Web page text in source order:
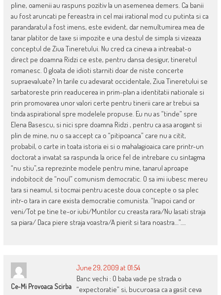
pline, oamenii au raspuns pozitiv la un asemenea demers. Ca banii
au fost aruncati pe fereastra in cel mai irational mod cu putinta si ca
parandaratul a fost imens, este evident, dar nemultumirea mea de
tanar platitor de taxe si impozite e una destul de simpla si vizeaza
conceptul de Ziua Tineretului. Nu cred ca cineva a intreabat-o
direct pe doamna Ridzi ce este, pentru dansa desigur, tineretul
romanesc. O gloata de idioti starniti doar de niste concerte
supraevaluate? In tarile cu adevarat occidentale, Ziua Tineretului se
sarbatoreste prin readucerea in prim-plan a identitatii nationale si
prin promovarea unor valori certe pentru tinerii care ar trebui sa
tinda aspirational spre modelele propuse. Eu nu as “tinde” spre
Elena Basescu, si nici spre doamna Ridzi , pentru ca asa arogant si
plin de mine, nu o sa accept ca o “pitipoanca” care nu a citit,
probabil, o carte in toata istoria ei si o mahalagioaica care printr-un
doctorat a invatat sa raspunda la orice fel de intrebare cu sintagma
“nu stiu”,sa reprezinte modele pentru mine, tanarul aproape
indobitocit de “noul” comunism democratic. O sa imi iubesc mereu
tara si neamul, si tocmai pentru aceste doua concepte o sa plec
intr-o tara in care exista democratie comunista. “Inapoi cand or
veni/Tot pe tine te-or iubi/Muntilor cu creasta rara/Nu lasati straja
sa piara/ Daca piere straja voastra/A pierit si tara noastra…”….
Ce-Mi Provoaca Scirba
June 29, 2009 at 01:54
Banc vechi : O baba vade pe strada o
“expectoratie” si, bucuroasa ca a gasit ceva